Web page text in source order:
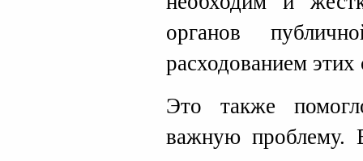
органов
расходованием этих
Это также
важную проблему.